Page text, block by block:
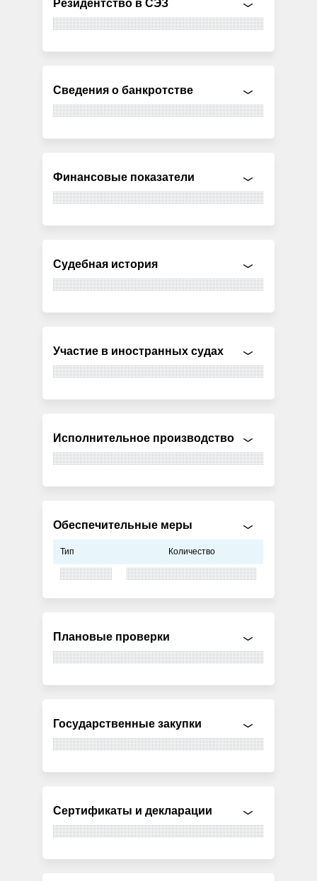
Резидентство в СЭЗ
Сведения о банкротстве
Финансовые показатели
Судебная история
Участие в иностранных судах
Исполнительное производство
Обеспечительные меры
Тип Количество
Плановые проверки
Государственные закупки
Сертификаты и декларации